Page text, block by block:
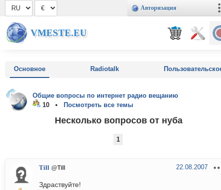
Авторизация
VMESTE.EU
Основное Radiotalk
Общие вопросы по интернет радио вещанию
10 •
Посмотреть все темы
Несколько вопросов от нуба
1
Till @Till 22.08.2007
Здраствуйте!